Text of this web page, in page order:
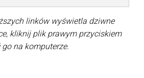
linków wyświetla dziwne
kliknij plik prawym przyciskiem
na komputerze.